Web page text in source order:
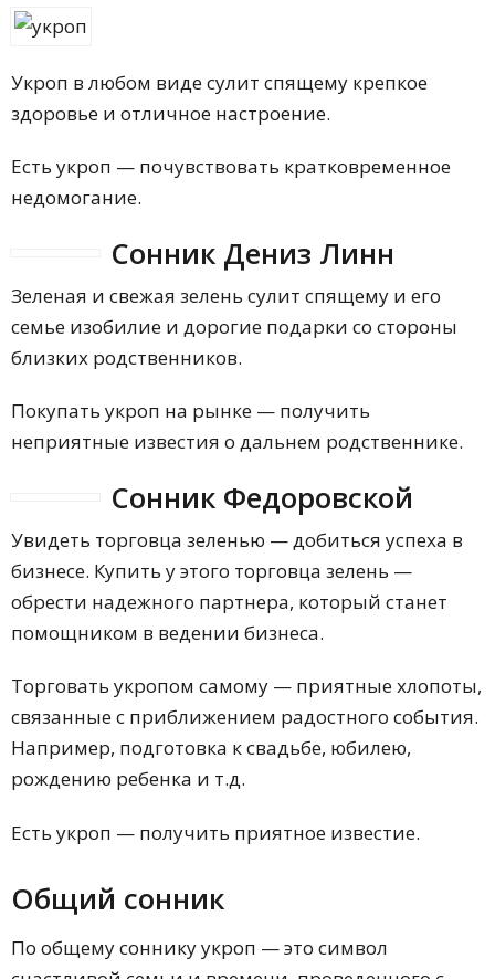
Укроп в любом виде сулит спящему крепкое
здоровье и отличное настроение.
Есть укроп — почувствовать кратковременное
недомогание.
Сонник Дениз Линн
Зеленая и свежая зелень сулит спящему и его
семье изобилие и дорогие подарки со стороны
близких родственников.
Покупать укроп на рынке — получить
неприятные известия о дальнем родственнике.
Сонник Федоровской
Увидеть торговца зеленью — добиться успеха в
бизнесе. Купить у этого торговца зелень —
обрести надежного партнера, который станет
помощником в ведении бизнеса.
Торговать укропом самому — приятные хлопоты,
связанные с приближением радостного события.
Например, подготовка к свадьбе, юбилею,
рождению ребенка и т.д.
Есть укроп — получить приятное известие.
Общий сонник
По общему соннику укроп — это символ